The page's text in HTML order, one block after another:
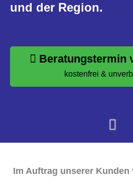
und der Region.
Beratungstermin
kostenfrei &
Im Auftrag unserer